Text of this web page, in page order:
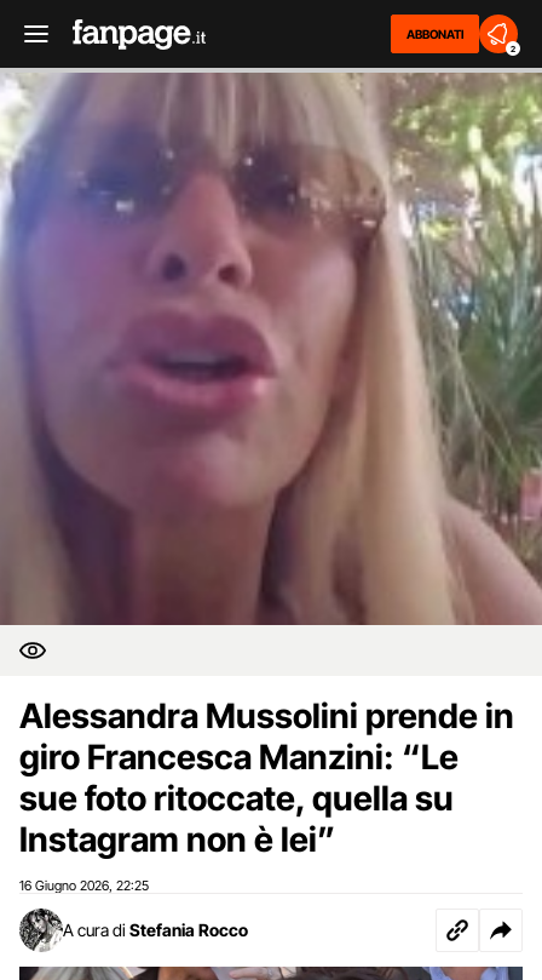
ABBONATI
2
Alessandra Mussolini prende in
giro Francesca Manzini: “Le
sue foto ritoccate, quella su
Instagram non è lei”
16 Giugno 2026 22:25
A cura di Stefania Rocco